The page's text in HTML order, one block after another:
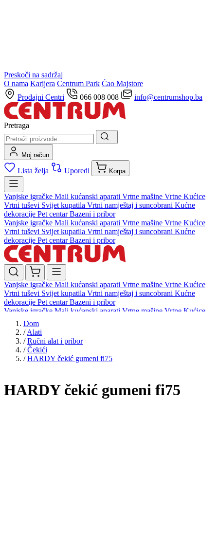
Preskoči na sadržaj
O nama Karijera Centrum Park Ćao Majstore
Prodajni Centri
066 008 008 info@centrumshop.ba
Pretraga
Moj račun
Lista želja Uporedi Korpa
Vanjske igračke Mali kućanski aparati Vrtne mašine Vrtne Kućice
Vrtni tuševi Svijet kupatila Vrtni namještaj i suncobrani Kućne
dekoracije Pet centarBazeni i pribor
Vanjske igračke Mali kućanski aparati Vrtne mašine Vrtne Kućice
Vrtni tuševi Svijet kupatila Vrtni namještaj i suncobrani Kućne
dekoracije Pet centarBazeni i pribor
Vanjske igračke Mali kućanski aparati Vrtne mašine Vrtne Kućice
Vrtni tuševi Svijet kupatila Vrtni namještaj i suncobrani Kućne
dekoracije Pet centarBazeni i pribor
Vanjske igračke Mali kućanski aparati Vrtne mašine Vrtne Kućice
Vrtni tuševi
dekoracijePet centar
Dom
/ Alati
/ Ručni alat i pribor
/ Čekići
/ HARDY čekić gumeni fi75
HARDY čekić gumeni fi75